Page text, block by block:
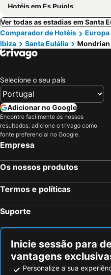
Hotéis em Es Pujols
Ver todas as estadias em Santa
Comparador de Hotéis
Europa
Ibiza
Santa Eulália Mondrian
Selecione o seu país
Adicionar no Google
Encontre facilmente os nossos
resultados: adicione o trivago como
fonte preferencial no Google.
Empresa
Os nossos produtos
Termos e políticas
Suporte
Inicie sessão para
vantagens
Personalize a sua